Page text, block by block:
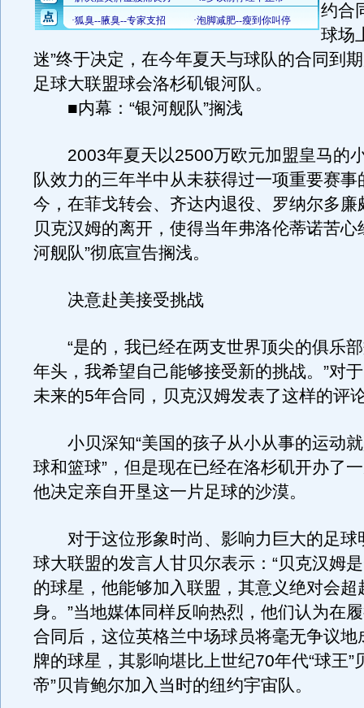
约合
球场
迷”终于决定，在今年夏天与球队的合同到
足球大联盟球会洛杉矶银河队。
■内幕：“银河舰队”搁浅
2003年夏天以2500万欧元加盟皇马的
队效力的三年半中从未获得过一项重要赛事
今，在菲戈转会、齐达内退役、罗纳尔多廉
贝克汉姆的离开，使得当年弗洛伦蒂诺苦心
河舰队”彻底宣告搁浅。
决意赴美接受挑战
“是的，我已经在两支世界顶尖的俱乐
年头，我希望自己能够接受新的挑战。”对
未来的5年合同，贝克汉姆发表了这样的评
小贝深知“美国的孩子从小从事的运动就
球和篮球”，但是现在已经在洛杉矶开办了
他决定亲自开垦这一片足球的沙漠。
对于这位形象时尚、影响力巨大的足球
球大联盟的发言人甘贝尔表示：“贝克汉姆
的球星，他能够加入联盟，其意义绝对会超
身。”当地媒体同样反响热烈，他们认为在
合同后，这位英格兰中场球员将毫无争议地
牌的球星，其影响堪比上世纪70年代“球王”
帝”贝肯鲍尔加入当时的纽约宇宙队。